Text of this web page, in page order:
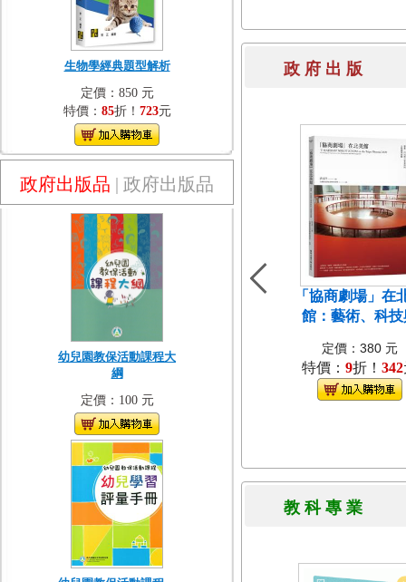
生物學經典題型解析
定價：850 元
特價： 85折！ 723元
政府出版品 | 政府出版品
幼兒園教保活動課程大
綱
定價：100 元
政 府 出
「協商劇場」在
館：藝術、科技
定價：380 元
特價： 9折！ 342
教 科 專